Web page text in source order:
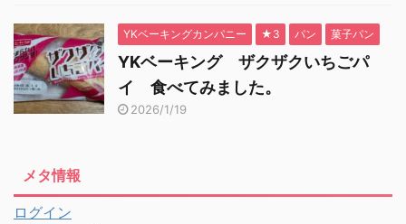
YKベーキングカンパニー ★3 パン 菓子パン
YKベーキング ザクザクいちごパ
イ 食べてみました。
2026/1/19
メタ情報
ログイン